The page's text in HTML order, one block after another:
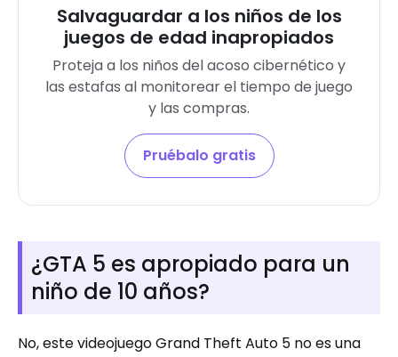
Salvaguardar a los niños de los
juegos de edad inapropiados
Proteja a los niños del acoso cibernético y
las estafas al monitorear el tiempo de juego
y las compras.
Pruébalo gratis
¿GTA 5 es apropiado para un
niño de 10 años?
No, este videojuego Grand Theft Auto 5 no es una